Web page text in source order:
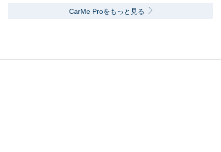
CarMe Proをもっと見る